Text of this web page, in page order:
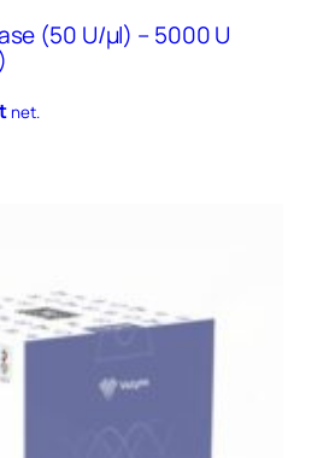
(50 U/μl) – 5000 U
Current
net.